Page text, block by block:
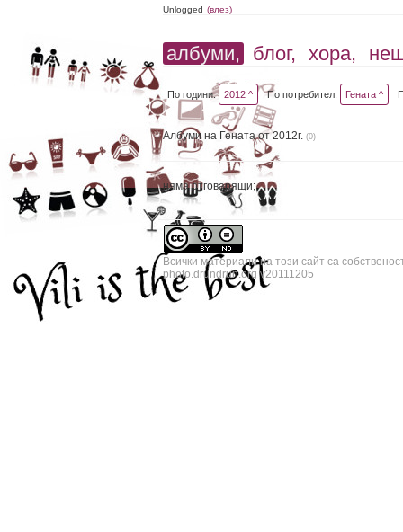
Unlogged (влез)
албуми, блог, хора,
По години: 2012 ^ По потребител: Гената ^
Албуми на Гената от 2012г. (0)
няма отговарящи;
Всички материали на този сайт са
photo.drundrun.org v20111205